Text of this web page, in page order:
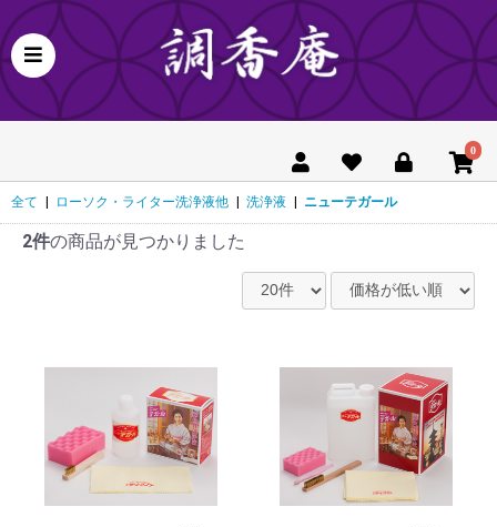
0
全て | ローソク・ライター洗浄液他 | 洗浄液 | ニューテガール
2件の商品が見つかりました